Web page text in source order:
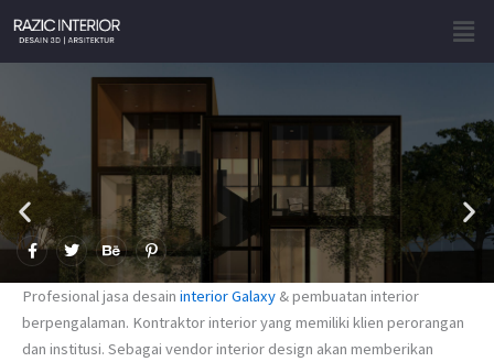
content
F
a
e
b
o
k
T
w
t
t
e
r
B
e
h
a
n
c
P
i
n
t
e
r
s
Profesional jasa desain interior Galaxy & pembuatan interior
berpengalaman. Kontraktor interior yang memiliki klien perorangan
dan institusi. Sebagai vendor interior design akan memberikan